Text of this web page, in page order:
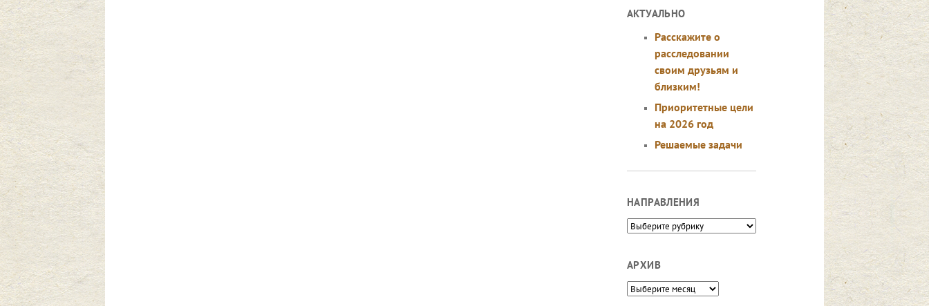
АКТУАЛЬНО
Расскажите о
расследовании
своим друзьям и
близким!
Приоритетные цели
на 2026 год
Решаемые задачи
НАПРАВЛЕНИЯ
Направления
АРХИВ
Архив